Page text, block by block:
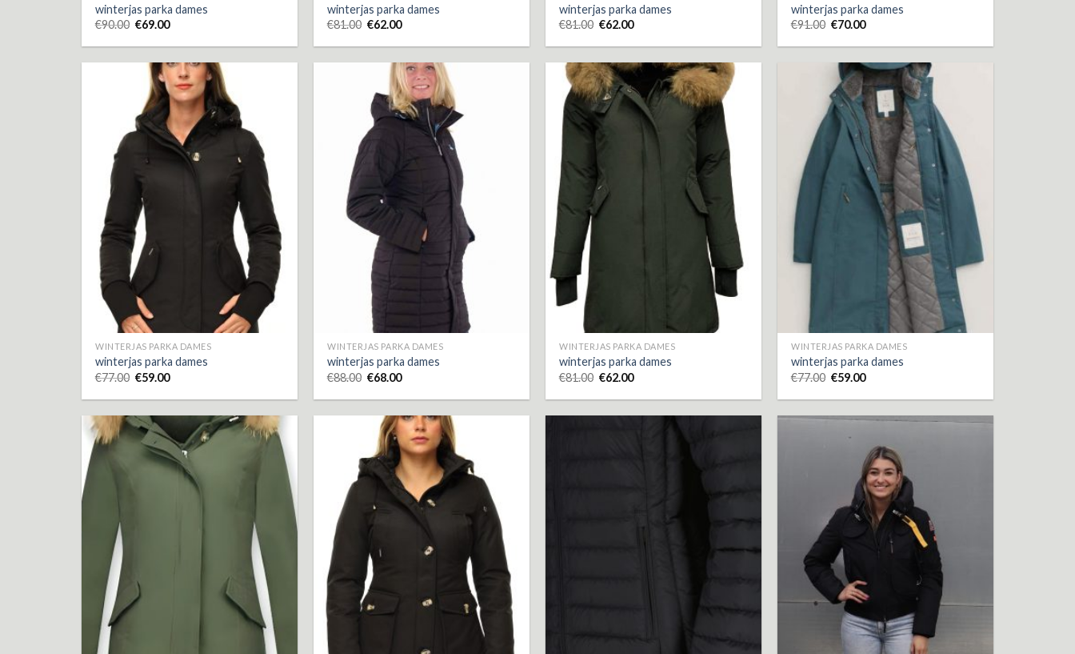
winterjas parka dames
€90.00 €69.00
winterjas parka dames
€81.00 €62.00
winterjas parka dames
€81.00 €62.00
winterjas parka dames
€91.00 €70.00
WINTERJAS PARKA DAMES
winterjas parka dames
€77.00 €59.00
WINTERJAS PARKA DAMES
winterjas parka dames
€88.00 €68.00
WINTERJAS PARKA DAMES
winterjas parka dames
€81.00 €62.00
WINTERJAS PARKA DAMES
winterjas parka dames
€77.00 €59.00